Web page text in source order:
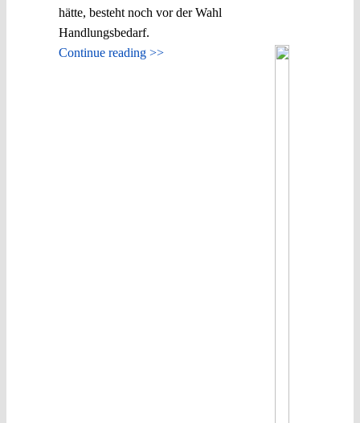
hätte, besteht noch vor der Wahl
Handlungsbedarf.
Continue reading >>